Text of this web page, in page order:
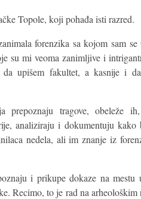
Topole, koji pohađa isti razred.
forenzika sa kojom sam se
su mi veoma zanimljive i
da upišem fakultet, a kasnije i
tragove, obeleže
analiziraju i dokumentuju
nedela, ali im znanje iz
i prikupe dokaze na mestu
Recimo, to je rad na arheološkim